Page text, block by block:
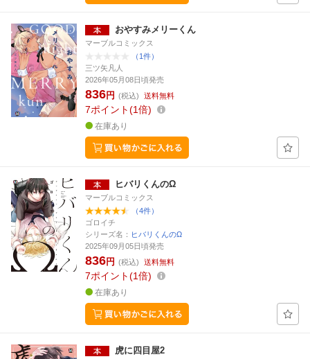
おやすみメリーくん
マーブルコミックス
（1件）
三ツ矢凡人
2026年05月08日頃発売
836円 (税込) 送料無料
7ポイント 1倍
在庫あり
ヒバリくんのΩ
マーブルコミックス
（4件）
ゴロイチ
シリーズ名： ヒバリくんのΩ
2025年09月05日頃発売
836円 (税込) 送料無料
7ポイント 1倍
在庫あり
虎に四目屋2